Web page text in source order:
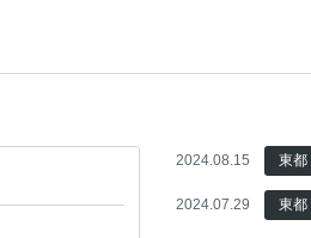
2024.08.15 東都
2024.07.29 東都